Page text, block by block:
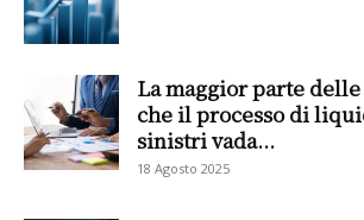
La maggior parte
che il processo di
sinistri vada...
18 Agosto 2025